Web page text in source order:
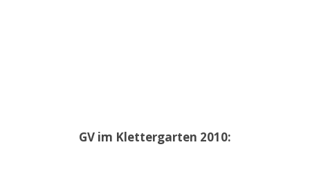
GV im Klettergarten 2010: